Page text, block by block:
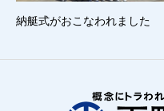
納艇式がおこなわれました